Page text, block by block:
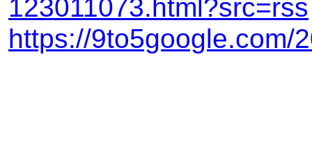
123011073.html?src=rss
https://9to5google.com/